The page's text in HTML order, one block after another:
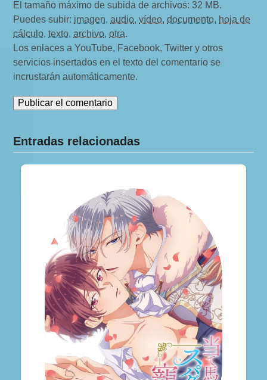
El tamaño máximo de subida de archivos: 32 MB.
Puedes subir: imagen,audio,vídeo,documento, hoja de
cálculo,texto,archivo,otra.
Los enlaces a YouTube, Facebook, Twitter y otros
servicios insertados en el texto del comentario se
incrustarán automáticamente.
Entradas relacionadas